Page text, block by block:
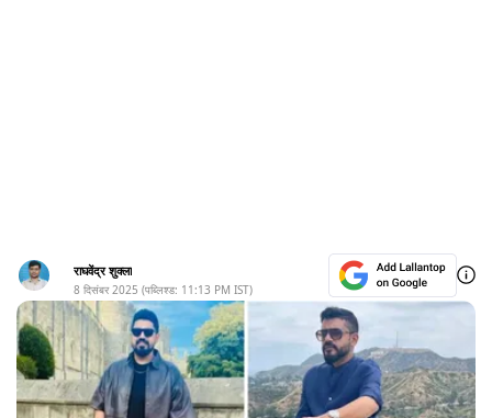
राघवेंद्र शुक्ला
8 दिसंबर 2025 (पब्लिश्ड: 11:13 PM IST)